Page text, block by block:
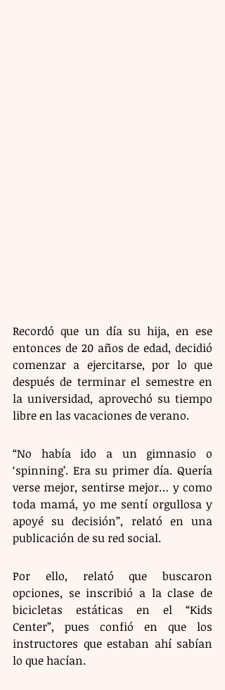
Recordó que un día su hija, en ese
entonces de 20 años de edad, decidió
comenzar a ejercitarse, por lo que
después de terminar el semestre en
la universidad, aprovechó su tiempo
libre en las vacaciones de verano.
“No había ido a un gimnasio o
‘spinning’. Era su primer día. Quería
verse mejor, sentirse mejor… y como
toda mamá, yo me sentí orgullosa y
apoyé su decisión”, relató en una
publicación de su red social.
Por ello, relató que buscaron
opciones, se inscribió a la clase de
bicicletas estáticas en el “Kids
Center”, pues confió en que los
instructores que estaban ahí sabían
lo que hacían.